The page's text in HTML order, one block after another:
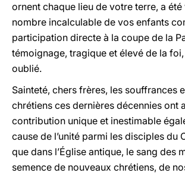
ornent chaque lieu de votre terre, a
nombre incalculable de vos enfants
participation directe à la coupe de la
témoignage, tragique et élevé de la
oublié.
Sainteté, chers frères, les souffrances
chrétiens ces dernières décennies ont
contribution unique et inestimable
cause de l’unité parmi les disciples du
que dans l’Église antique, le sang des
semence de nouveaux chrétiens, de